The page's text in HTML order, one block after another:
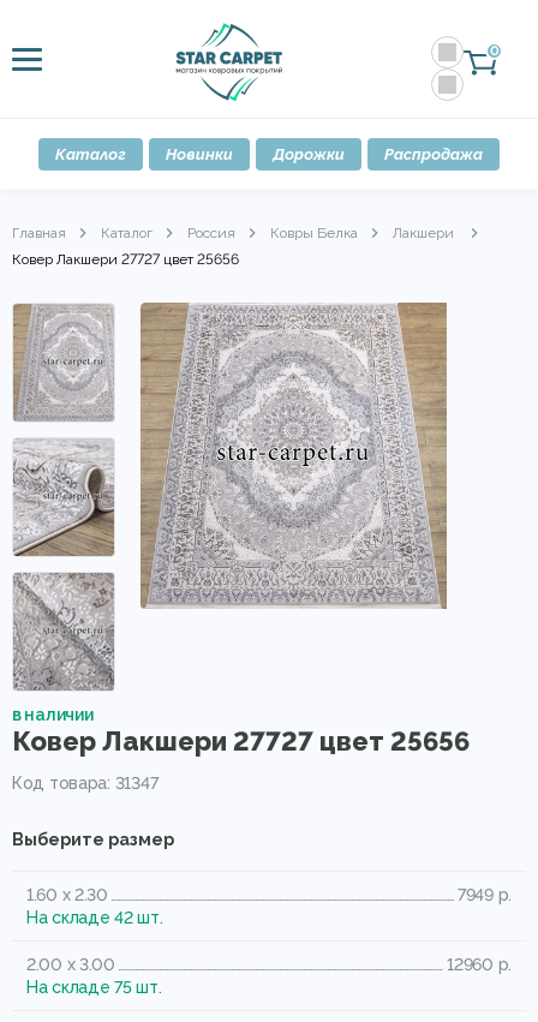
0
Каталог Новинки Дорожки Распродажа
Главная Каталог Россия Ковры Белка
Лакшери
Ковер Лакшери 27727 цвет 25656
в наличии
Ковер Лакшери 27727 цвет 25656
Код товара: 31347
Выберите размер
1.60 x 2.30
7949 р.
На складе 42 шт.
2.00 x 3.00
12960 р.
На складе 75 шт.